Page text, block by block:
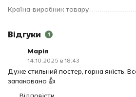
Країна-виробник товару
Відгуки 1
Марія
14.10.2025 в 18:43
Дуже стильний постер, гарна якість.
запаковано 👍